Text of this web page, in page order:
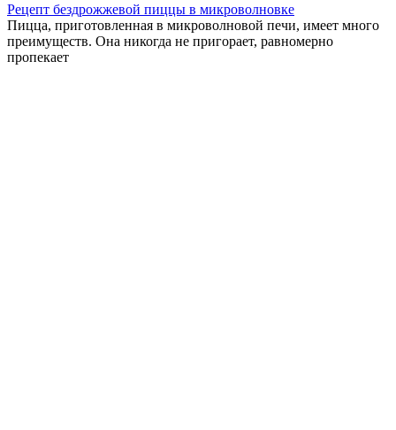
Рецепт бездрожжевой пиццы в микроволновке
Пицца, приготовленная в микроволновой печи, имеет много
преимуществ. Она никогда не пригорает, равномерно
пропекает